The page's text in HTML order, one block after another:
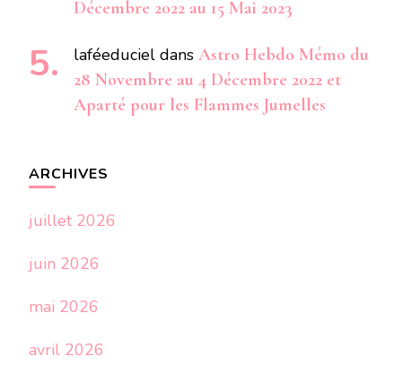
Décembre 2022 au 15 Mai 2023
laféeduciel dans Astro Hebdo Mémo du
28 Novembre au 4 Décembre 2022 et
Aparté pour les Flammes Jumelles
ARCHIVES
juillet 2026
juin 2026
mai 2026
avril 2026